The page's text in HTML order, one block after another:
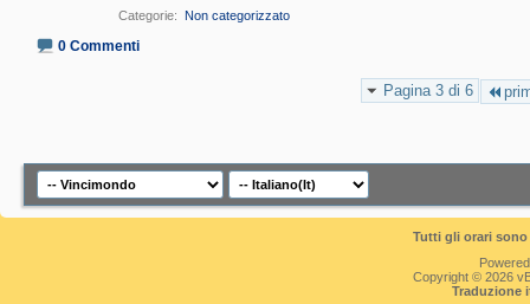
Categorie Non categorizzato
0 Commenti
Pagina 3 di 6
Tutti gli orari
Copyright © 2026
Traduzione